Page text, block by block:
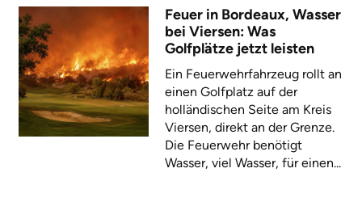
Feuer in Bordeaux, Wasser
bei Viersen: Was
Golfplätze jetzt leisten
Ein Feuerwehrfahrzeug rollt an
einen Golfplatz auf der
holländischen Seite am Kreis
Viersen, direkt an der Grenze.
Die Feuerwehr benötigt
Wasser, viel Wasser, für einen...